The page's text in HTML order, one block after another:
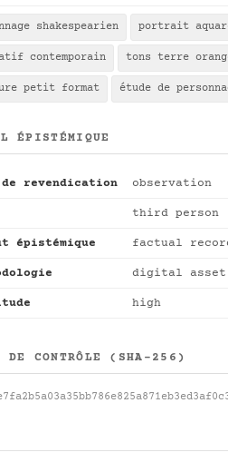
shakespearien portrait
contemporain tons terre
petit format étude de
ÉPISTÉMIQUE
de revendication observation
third person
épistémique factual
digital
high
DE CONTRÔLE (SHA-256)